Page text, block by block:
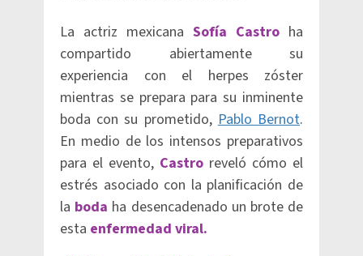
La actriz mexicana Sofía Castro ha
compartido abiertamente su
experiencia con el herpes zóster
mientras se prepara para su inminente
boda con su prometido,Pablo Bernot.
En medio de los intensos preparativos
para el evento, Castro reveló cómo el
estrés asociado con la planificación de
la boda ha desencadenado un brote de
esta enfermedad viral.